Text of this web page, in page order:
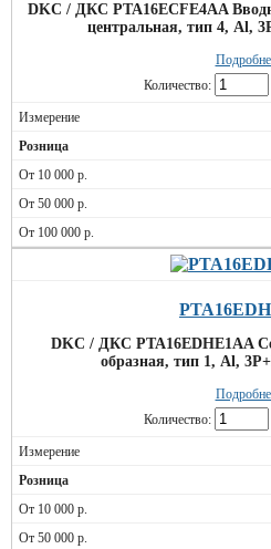
DKC / ДКС PTA16ECFE4AA
центральная, тип 4, Al,
Количество:
DKC / ДКС PTA16EDHE1AA
образная, тип 1, Al,
Количество: